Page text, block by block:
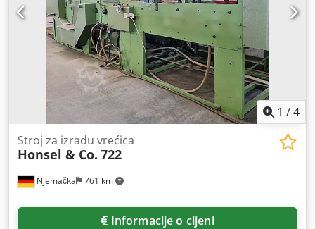
1 /4
Njemačka 761 km
Stroj za izradu vrećica
Honsel & Co. 722
Informacije o cijeni